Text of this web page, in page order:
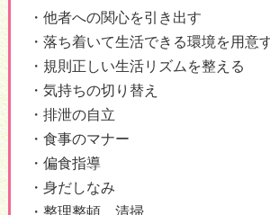
他者への関心を引き出す
落ち着いて生活できる環境を用意
規則正しい生活リズムを整える
気持ちの切り替え
排泄の自立
食事のマナー
偏食指導
身だしなみ